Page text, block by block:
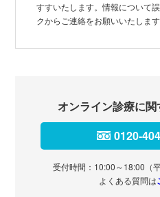
すすいたします。情報について
クからご連絡をお願いいたします
オンライン診療に
0120-
受付時間：10:00～18:00（
よくある質問は